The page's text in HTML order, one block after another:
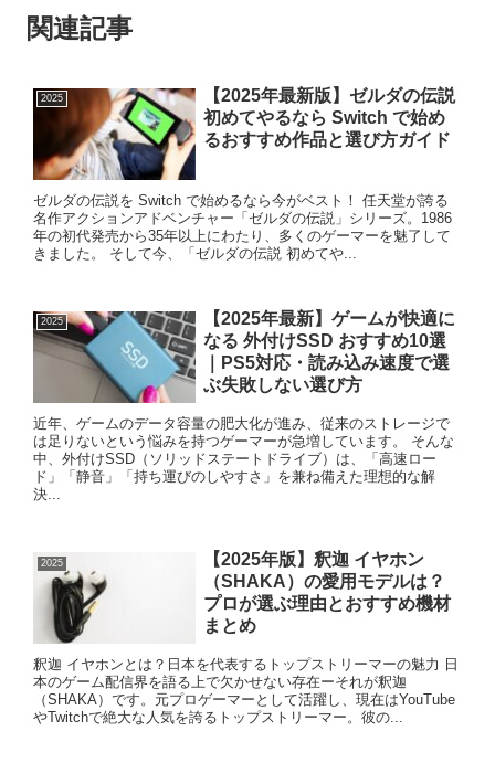
関連記事
2025
【2025年最新版】ゼルダの伝説
初めてやるなら Switch で始め
るおすすめ作品と選び方ガイド
ゼルダの伝説を Switch で始めるなら今がベスト！ 任天堂が誇る
名作アクションアドベンチャー「ゼルダの伝説」シリーズ。1986
年の初代発売から35年以上にわたり、多くのゲーマーを魅了して
きました。 そして今、「ゼルダの伝説 初めてや...
2025
【2025年最新】ゲームが快適に
なる 外付けSSD おすすめ10選
｜PS5対応・読み込み速度で選
ぶ失敗しない選び方
近年、ゲームのデータ容量の肥大化が進み、従来のストレージで
は足りないという悩みを持つゲーマーが急増しています。 そんな
中、外付けSSD（ソリッドステートドライブ）は、「高速ロー
ド」「静音」「持ち運びのしやすさ」を兼ね備えた理想的な解
決...
2025
【2025年版】釈迦 イヤホン
（SHAKA）の愛用モデルは？
プロが選ぶ理由とおすすめ機材
まとめ
釈迦 イヤホンとは？日本を代表するトップストリーマーの魅力 日
本のゲーム配信界を語る上で欠かせない存在ーそれが釈迦
（SHAKA）です。元プロゲーマーとして活躍し、現在はYouTube
やTwitchで絶大な人気を誇るトップストリーマー。彼の...